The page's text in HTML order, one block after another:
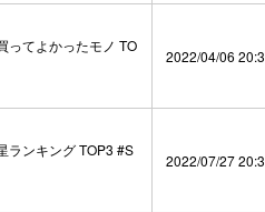
ってよかったモノ TO
2022/04/06
ランキング TOP3 #S
2022/07/27